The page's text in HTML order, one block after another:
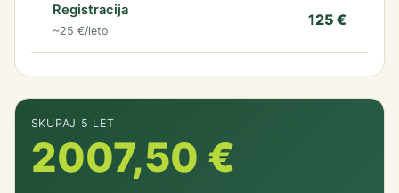
Registracija
~25 €/leto
125 €
SKUPAJ 5 LET
2007,50 €